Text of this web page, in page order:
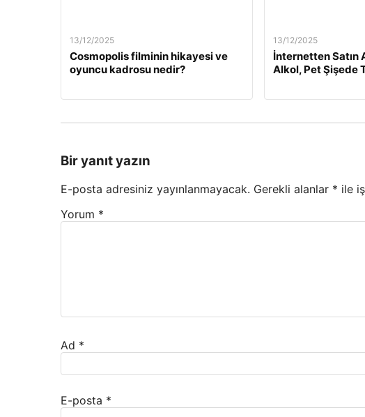
13/12/2025
Cosmopolis filminin hikayesi ve
oyuncu kadrosu nedir?
13/12/2025
İnternetten Satın
Alkol, Pet Şişede
Bir yanıt yazın
E-posta adresiniz yayınlanmayacak. Gerekli alanlar * ile
Yorum *
Ad *
E-posta *